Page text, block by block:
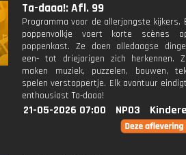
Ta-daaa!: Afl. 99
Programma voor de allerjongste kijkers.
poppenvolkje voert korte scènes
poppenkast. Ze doen alledaagse
een- tot driejarigen zich herkennen.
maken muziek, puzzelen, bouwen,
spelen verstoppertje. Elk avontuur
enthousiast Ta-daaa!
21-05-2026 07:00 NPO3